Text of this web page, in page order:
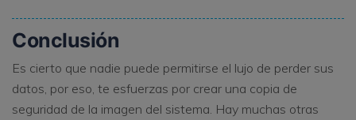
Conclusión
Es cierto que nadie puede permitirse el lujo de perder sus
datos, por eso, te esfuerzas por crear una copia de
seguridad de la imagen del sistema. Hay muchas otras